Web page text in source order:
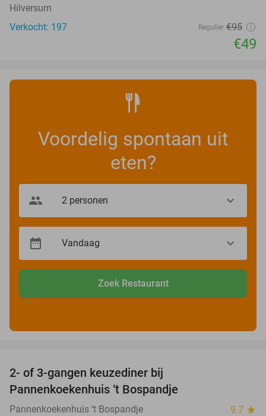
Hilversum
Verkocht: 197
Regulier €95
€49
Voordelig spontaan uit
eten?
Zoek Restaurant
2- of 3-gangen keuzediner bij
Pannenkoekenhuis ‘t Bospandje
Pannenkoekenhuis ‘t Bospandje 9.7 star